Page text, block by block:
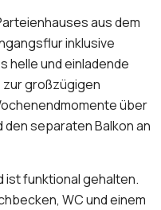
aus dem
inklusive
helle und einladende
zur großzügigen
über
separaten Balkon an
ist funktional gehalten.
WC und einem